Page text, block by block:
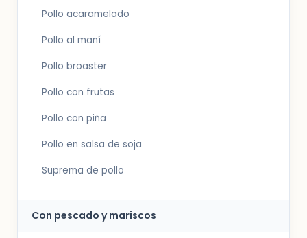
Pollo acaramelado
Pollo al maní
Pollo broaster
Pollo con frutas
Pollo con piña
Pollo en salsa de soja
Suprema de pollo
Con pescado y mariscos